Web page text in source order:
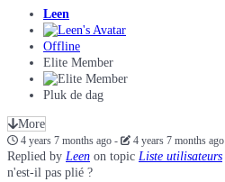
Leen
Offline
Elite Member
Pluk de dag
More
4 years 7 months ago- 4 years 7 months ago
Replied by Leen on topic Liste utilisateurs
n'est-il pas plié ?